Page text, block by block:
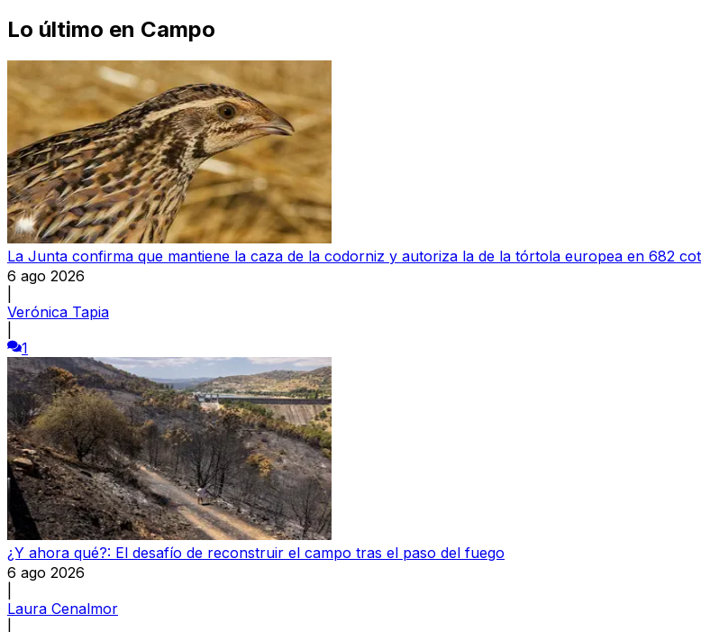
Lo último en Campo
La Junta confirma que mantiene la caza de la codorniz y autoriza la de la tórtola europea en 682
6 ago 2026
Verónica Tapia
1
¿Y ahora qué?: El desafío de reconstruir el campo tras el paso del fuego
6 ago 2026
Laura Cenalmor